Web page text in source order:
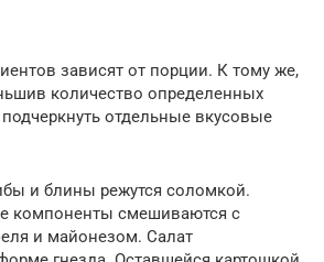
зависят от порции. К тому же,
количество определенных
подчеркнуть отдельные вкусовые
и блины режутся соломкой.
компоненты смешиваются с
и майонезом. Салат